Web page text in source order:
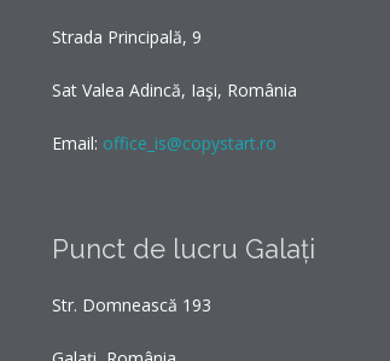
Strada Principală, 9
Sat Valea Adincă, Iaşi, România
Email: office_is@copystart.ro
Punct de lucru Galați
Str. Domnească 193